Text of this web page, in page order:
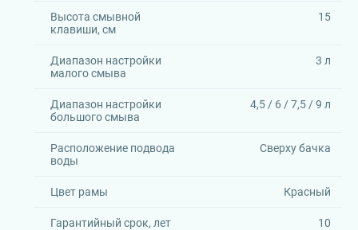
Высота смывной
клавиши, см
15
Диапазон настройки
малого смыва
3 л
Диапазон настройки
большого смыва
4,5 / 6 / 7,5 / 9 л
Расположение подвода
воды
Сверху бачка
Цвет рамы Красный
Гарантийный срок, лет 10